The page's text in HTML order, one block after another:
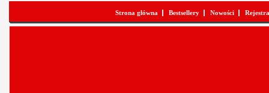
Strona główna Bestsellery Nowości